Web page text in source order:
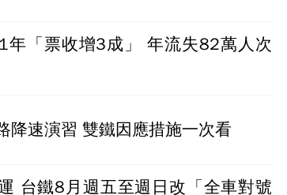
年「票收增3成」 年流失82萬人次
降速演習 雙鐵因應措施一次看
台鐵8月週五至週日改「全車對號